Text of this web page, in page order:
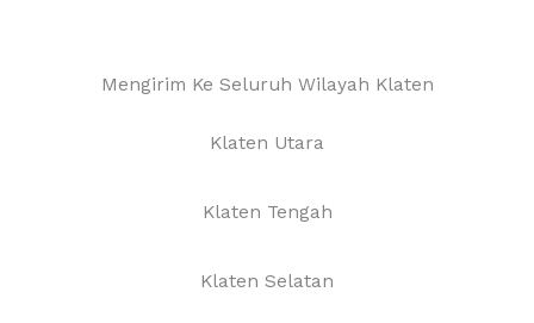
Mengirim Ke Seluruh Wilayah Klaten
Klaten Utara
Klaten Tengah
Klaten Selatan